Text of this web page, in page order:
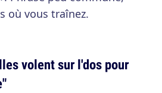
où vous traînez.
volent sur l'dos pour